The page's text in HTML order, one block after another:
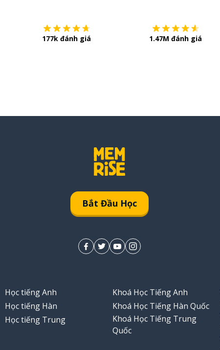
177k đánh giá 1.47M đánh giá
Bắt Đầu Học
Học tiếng Anh
Học tiếng Hàn
Học tiếng Trung
Khoá Học Tiếng Anh
Khoá Học Tiếng Hàn Quốc
Khoá Học Tiếng Trung
Quốc